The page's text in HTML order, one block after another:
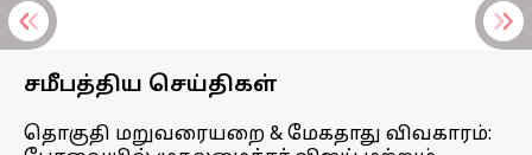
சமீபத்திய செய்திகள்
தொகுதி மறுவரையறை & மேகதாது விவகாரம்: